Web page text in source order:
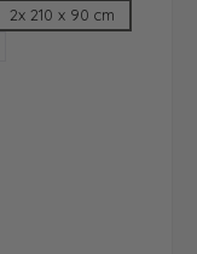
2x 210 x 90 cm